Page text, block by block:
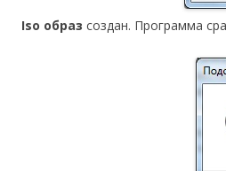
Iso образ создан. Программа